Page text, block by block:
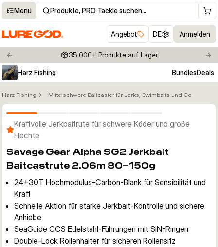
Menü Produkte, PRO Tackle suchen…
Angebot DE Anmelden
Previous slide 35.000+ Produkte auf Lager
Harz Fishing
BundlesDeals
Harz Fishing Mittelschwere Baitcaster für Jerks, Swimbaits und Co
Klicken um Zoom zu aktivieren
Kraftvolle Jerkbaitrute für schwere Köder und große
Hechte
Savage Gear Alpha SG2 Jerkbait
Baitcastrute 2.06m 80–150g
24+30T Hochmodulus-Carbon-Blank für Sensibilität und
Kraft
Schnelle Aktion für starke Jerkbait-Kontrolle und sichere
Anhiebe
SeaGuide CCS Edelstahl-Führungen mit SiN-Ringen
Double-Lock Rollenhalter für sicheren Rollensitz